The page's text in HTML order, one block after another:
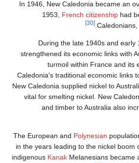
In 1946, New Caledonia became an
1953,French citizenshiphad
[30]
During the late 1940s and
strengthened its economic links with
turmoil within France and
Caledonia's traditional economic links
New Caledonia supplied nickel to
vital for smelting nickel. New
and timber to Australia also
The European andPolynesian
in the years leading to the nickel
indigenousKanakMelanesians became